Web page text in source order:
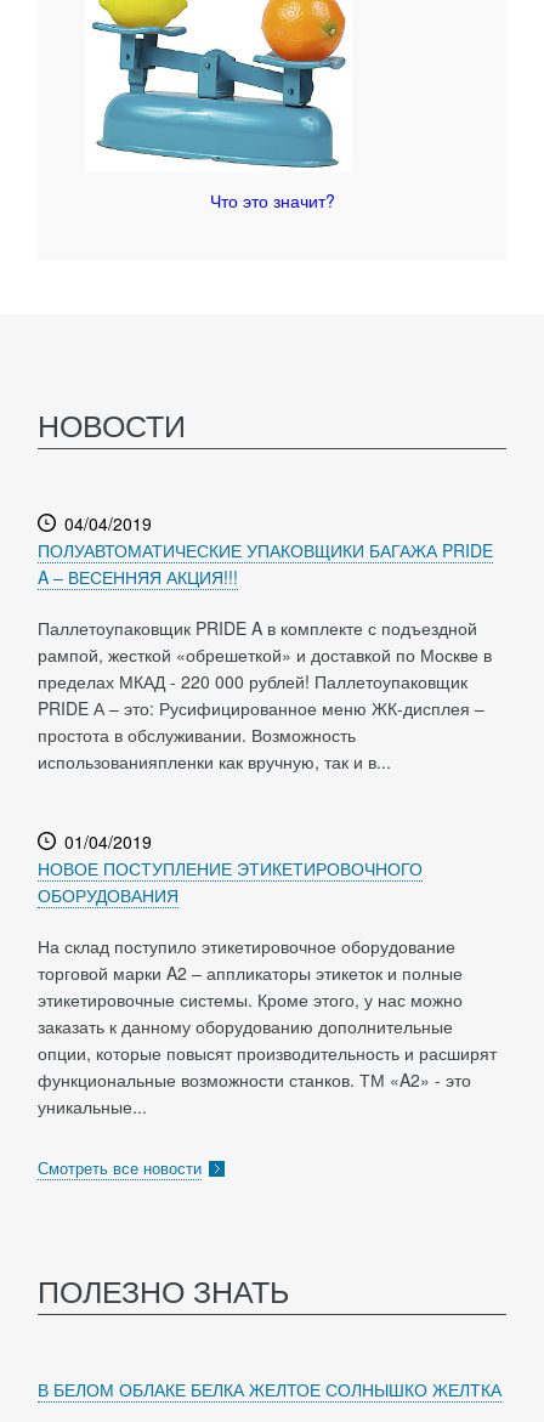
Что это значит?
НОВОСТИ
04/04/2019
ПОЛУАВТОМАТИЧЕСКИЕ УПАКОВЩИКИ БАГАЖА PRIDE
A – ВЕСЕННЯЯ АКЦИЯ!!!
Паллетоупаковщик PRIDE A в комплекте с подъездной
рампой, жесткой «обрешеткой» и доставкой по Москве в
пределах МКАД - 220 000 рублей! Паллетоупаковщик
PRIDE А – это: Русифицированное меню ЖК-дисплея –
простота в обслуживании. Возможность
использованияпленки как вручную, так и в...
01/04/2019
НОВОЕ ПОСТУПЛЕНИЕ ЭТИКЕТИРОВОЧНОГО
ОБОРУДОВАНИЯ
На склад поступило этикетировочное оборудование
торговой марки A2 – аппликаторы этикеток и полные
этикетировочные системы. Кроме этого, у нас можно
заказать к данному оборудованию дополнительные
опции, которые повысят производительность и расширят
функциональные возможности станков. ТМ «A2» - это
уникальные...
Смотреть все новости
ПОЛЕЗНО ЗНАТЬ
В БЕЛОМ ОБЛАКЕ БЕЛКА ЖЕЛТОЕ СОЛНЫШКО ЖЕЛТКА